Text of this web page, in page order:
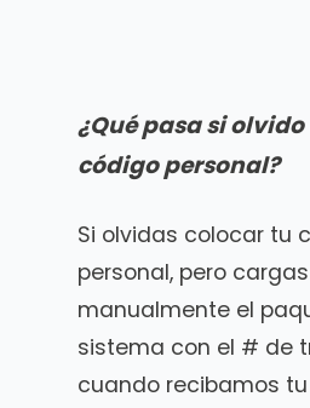
¿Qué pasa si
código personal?
Si olvidas colocar tu
personal, pero cargas
manualmente el
sistema con el # de
cuando recibamos